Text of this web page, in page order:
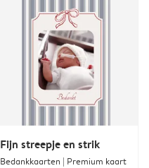
Fijn streepje en strik
Bedankkaarten | Premium kaart